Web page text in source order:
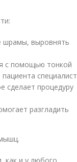
шрамы, выровнять
с помощью тонкой
специалист
сделает процедуру
разгладить